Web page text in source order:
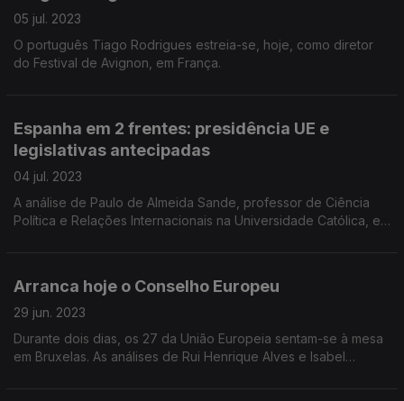
05 jul. 2023
O português Tiago Rodrigues estreia-se, hoje, como diretor
do Festival de Avignon, em França.
Espanha em 2 frentes: presidência UE e
legislativas antecipadas
04 jul. 2023
A análise de Paulo de Almeida Sande, professor de Ciência
Política e Relações Internacionais na Universidade Católica, e
Arranca hoje o Conselho Europeu
29 jun. 2023
Durante dois dias, os 27 da União Europeia sentam-se à mesa
em Bruxelas. As análises de Rui Henrique Alves e Isabel